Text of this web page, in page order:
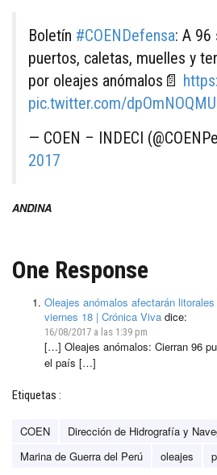
Boletín #COENDefensa: A 96
puertos, caletas, muelles y
por oleajes anómalos📄
pic.twitter.com/
— COEN – INDECI
2017
ANDINA
One Response
Oleajes anómalos afectarán
viernes 18 | Crónica Viva dice:
16/08/2017 a las 1:39 pm
[…] Oleajes anómalos: Cierran 96
el país […]
Etiquetas :
COEN
Dirección de Hidrografía y
Marina de Guerra del Perú
oleajes